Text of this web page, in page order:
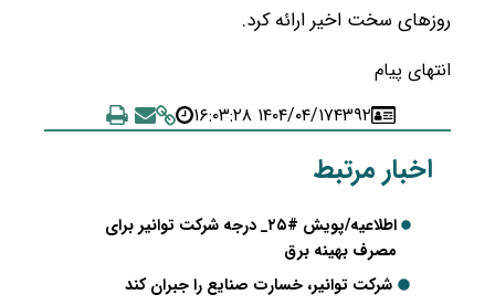
روزهای سخت اخیر ارائه کرد.
انتهای پیام
۴۳۹۲۱۴۰۴/۰۴/۱۷ ۱۶:۰۳:۲۸
اخبار مرتبط
اطلاعیه/پویش #۲۵_ درجه شرکت توانیر برای
مصرف بهینه برق
شرکت توانیر، خسارت صنایع را جبران کند